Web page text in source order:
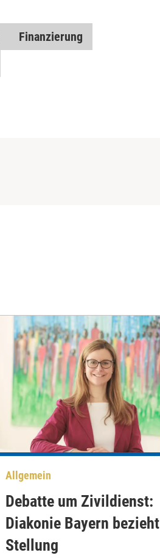
Finanzierung
Allgemein
Debatte um Zivildienst:
Diakonie Bayern bezieht
Stellung